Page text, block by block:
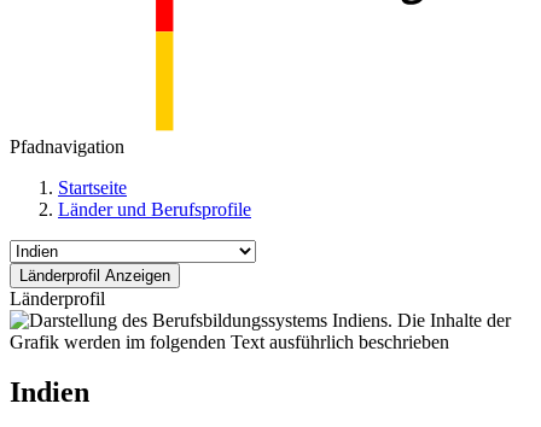
Pfadnavigation
Startseite
Länder und Berufsprofile
Länderprofil
Indien